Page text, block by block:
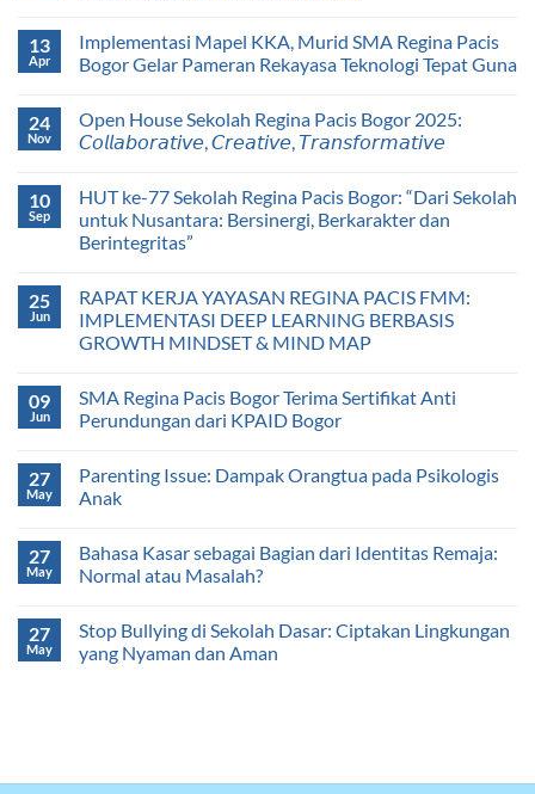
13
Apr
Implementasi Mapel KKA, Murid SMA Regina Pacis
Bogor Gelar Pameran Rekayasa Teknologi Tepat Guna
24
Nov
Open House Sekolah Regina Pacis Bogor 2025:
𝘊𝘰𝘭𝘭𝘢𝘣𝘰𝘳𝘢𝘵𝘪𝘷𝘦, 𝘊𝘳𝘦𝘢𝘵𝘪𝘷𝘦, 𝘛𝘳𝘢𝘯𝘴𝘧𝘰𝘳𝘮𝘢𝘵𝘪𝘷𝘦
10
Sep
HUT ke-77 Sekolah Regina Pacis Bogor: “Dari Sekolah
untuk Nusantara: Bersinergi, Berkarakter dan
Berintegritas”
25
Jun
RAPAT KERJA YAYASAN REGINA PACIS FMM:
IMPLEMENTASI DEEP LEARNING BERBASIS
GROWTH MINDSET & MIND MAP
09
Jun
SMA Regina Pacis Bogor Terima Sertifikat Anti
Perundungan dari KPAID Bogor
27
May
Parenting Issue: Dampak Orangtua pada Psikologis
Anak
27
May
Bahasa Kasar sebagai Bagian dari Identitas Remaja:
Normal atau Masalah?
27
May
Stop Bullying di Sekolah Dasar: Ciptakan Lingkungan
yang Nyaman dan Aman